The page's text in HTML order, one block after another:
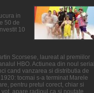
in
50 de
10
Scorsese, laureat al premiilor
HBO. Actiunea din noul serial
cand vanzarea si distributia de
tocmai s-a terminat Marele
pentru pretul corect, chiar si
apare radioul ca si noutate